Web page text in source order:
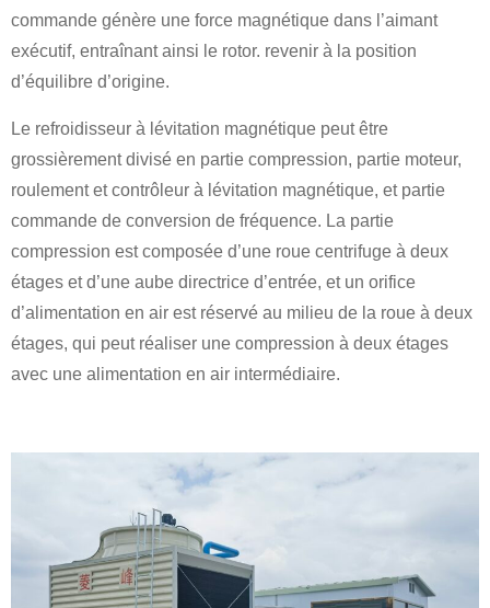
commande génère une force magnétique dans l’aimant
exécutif, entraînant ainsi le rotor. revenir à la position
d’équilibre d’origine.
Le refroidisseur à lévitation magnétique peut être
grossièrement divisé en partie compression, partie moteur,
roulement et contrôleur à lévitation magnétique, et partie
commande de conversion de fréquence. La partie
compression est composée d’une roue centrifuge à deux
étages et d’une aube directrice d’entrée, et un orifice
d’alimentation en air est réservé au milieu de la roue à deux
étages, qui peut réaliser une compression à deux étages
avec une alimentation en air intermédiaire.